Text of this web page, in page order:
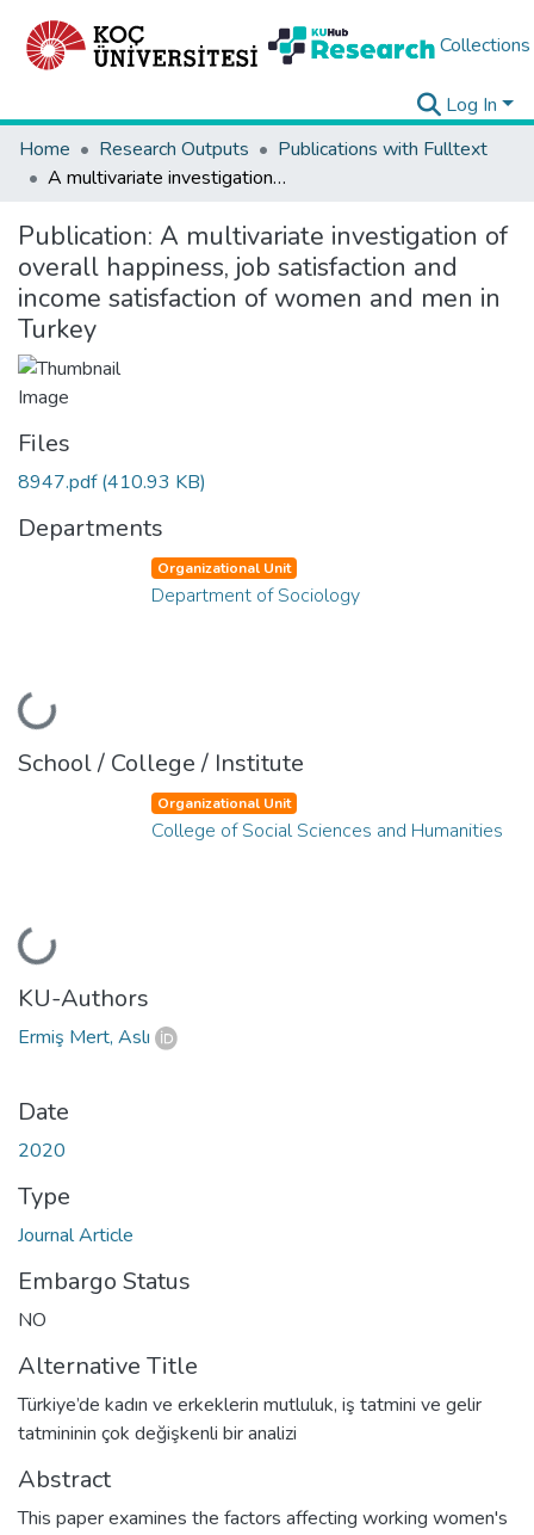
Collections
Log In
Home
Research Outputs
Publications with Fulltext
A multivariate investigation of overall happiness, job satisfaction and income satisfaction of women and men in Turkey
Publication: A multivariate investigation of
overall happiness, job satisfaction and
income satisfaction of women and men in
Turkey
Files
8947.pdf(410.93 KB)
Departments
Loading...
Organizational Unit
Department of Sociology
School / College / Institute
Loading...
Organizational Unit
College of Social Sciences and Humanities
KU-Authors
Ermiş Mert, Aslı
Date
2020
Type
Journal Article
Embargo Status
NO
Alternative Title
Türkiye’de kadın ve erkeklerin mutluluk, iş tatmini ve gelir
tatmininin çok değişkenli bir analizi
Abstract
This paper examines the factors affecting working women's